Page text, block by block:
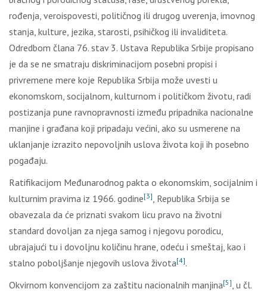
rođenja, veroispovesti, političnog ili drugog uverenja, imovnog
stanja, kulture, jezika, starosti, psihičkog ili invaliditeta.
Odredbom člana 76. stav 3. Ustava Republika Srbije propisano
je da se ne smatraju diskriminacijom posebni propisi i
privremene mere koje Republika Srbija može uvesti u
ekonomskom, socijalnom, kulturnom i političkom životu, radi
postizanja pune ravnopravnosti između pripadnika nacionalne
manjine i građana koji pripadaju većini, ako su usmerene na
uklanjanje izrazito nepovoljnih uslova života koji ih posebno
pogađaju.
Ratifikacijom Međunarodnog pakta o ekonomskim, socijalnim i
kulturnim pravima iz 1966. godine[3], Republika Srbija se
obavezala da će priznati svakom licu pravo na životni
standard dovoljan za njega samog i njegovu porodicu,
ubrajajući tu i dovoljnu količinu hrane, odeću i smeštaj, kao i
stalno poboljšanje njegovih uslova života[4].
Okvirnom konvencijom za zaštitu nacionalnih manjina[5], u čl.